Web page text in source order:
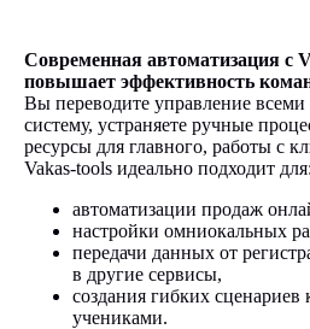
Современная автоматизация с
повышает эффективность
Вы переводите управление
систему, устраняете ручные
ресурсы для главного, работы с
Vakas-tools идеально подходит для:
автоматизации продаж
настройки омниокальных
передачи данных от
в другие сервисы,
создания гибких
учениками.